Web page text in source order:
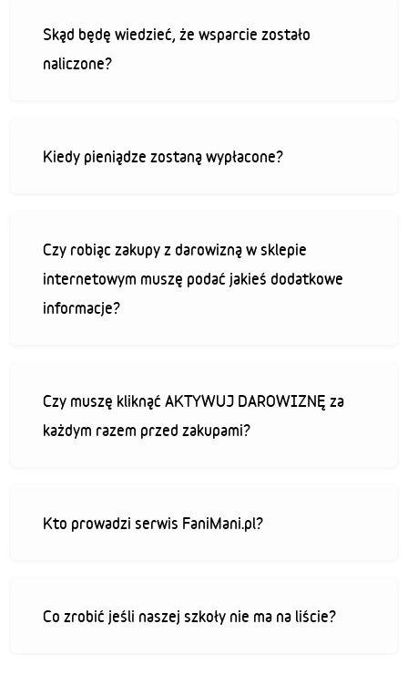
Skąd będę wiedzieć, że wsparcie zostało
naliczone?
Kiedy pieniądze zostaną wypłacone?
Czy robiąc zakupy z darowizną w sklepie
internetowym muszę podać jakieś dodatkowe
informacje?
Czy muszę kliknąć AKTYWUJ DAROWIZNĘ za
każdym razem przed zakupami?
Kto prowadzi serwis FaniMani.pl?
Co zrobić jeśli naszej szkoły nie ma na liście?